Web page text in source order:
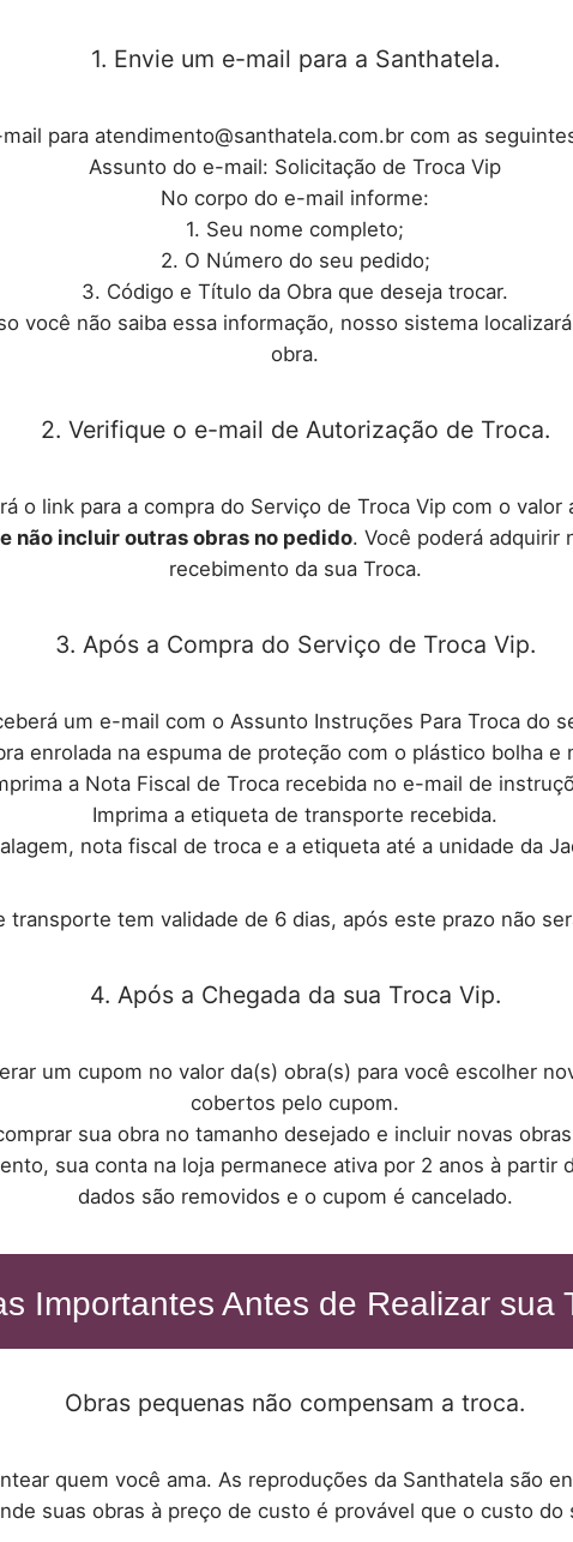
1. Envie um e-mail para a Santhatela.
para atendimento@santhatela.com.br com as
Assunto do e-mail: Solicitação de Troca Vip
No corpo do e-mail informe:
1. Seu nome completo;
2. O Número do seu pedido;
3. Código e Título da Obra que deseja trocar.
você não saiba essa informação, nosso sistema
obra.
2. Verifique o e-mail de Autorização de Troca.
o link para a compra do Serviço de Troca Vip com o valor
não incluir outras obras no pedido. Você poderá adquirir
recebimento da sua Troca.
3. Após a Compra do Serviço de Troca Vip.
um e-mail com o Assunto Instruções Para Troca do
enrolada na espuma de proteção com o plástico bolha e
a Nota Fiscal de Troca recebida no e-mail de
Imprima a etiqueta de transporte recebida.
nota fiscal de troca e a etiqueta até a unidade da
transporte tem validade de 6 dias, após este prazo não
4. Após a Chegada da sua Troca Vip.
um cupom no valor da(s) obra(s) para você escolher
cobertos pelo cupom.
sua obra no tamanho desejado e incluir novas
sua conta na loja permanece ativa por 2 anos à
dados são removidos e o cupom é cancelado.
Importantes Antes de Realizar sua
Obras pequenas não compensam a troca.
quem você ama. As reproduções da Santhatela são
suas obras à preço de custo é provável que o custo